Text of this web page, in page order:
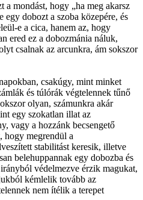
mondást, hogy „ha meg akarsz
dobozt a szoba közepére, és
e a cica, hanem az, hogy
ered ez a dobozmánia náluk,
csalnak az arcunkra, ám sokszor
csakúgy, mint minket
és túlórák végtelennek tűnő
olyan, számunkra akár
egy szokatlan illat az
vagy a hozzánk becsengető
hogy megrendül a
stabilitást keresik, illetve
belehuppannak egy dobozba és
védelmezve érzik magukat,
kémlelik tovább az
nem ítélik a terepet